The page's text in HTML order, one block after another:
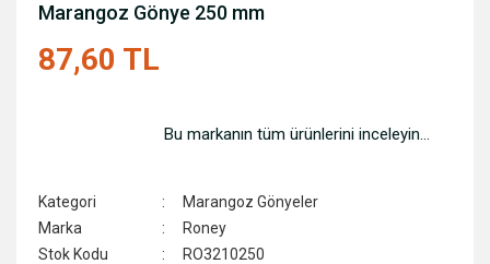
Marangoz Gönye 250 mm
87,60 TL
Bu markanın tüm ürünlerini inceleyin...
Kategori
Marangoz Gönyeler
Marka
Roney
Stok Kodu
RO3210250